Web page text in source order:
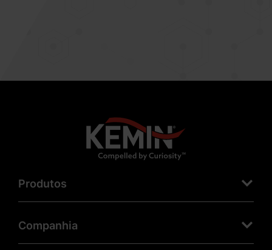
Produtos
Companhia